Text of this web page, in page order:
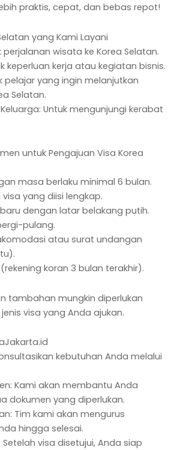
praktis, cepat, dan bebas repot!
yang Kami Layani
perjalanan wisata ke Korea Selatan.
keperluan kerja atau kegiatan bisnis.
pelajar yang ingin melanjutkan
Selatan.
Untuk mengunjungi kerabat
untuk Pengajuan Visa Korea
masa berlaku minimal 6 bulan.
visa yang diisi lengkap.
dengan latar belakang putih.
pulang.
atau surat undangan
koran 3 bulan terakhir).
tambahan mungkin diperlukan
visa yang Anda ajukan.
kebutuhan Anda melalui
Kami akan membantu Anda
dokumen yang diperlukan.
Tim kami akan mengurus
hingga selesai.
Setelah visa disetujui, Anda siap